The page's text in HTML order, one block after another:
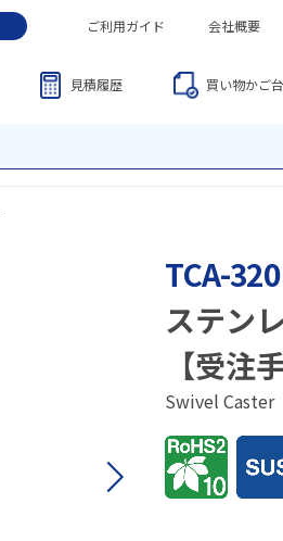
ご利用ガイド 会社概要
見積履歴 買い物かご
TCA-
ステン
【受注
Swivel Caster